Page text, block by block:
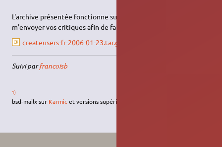
L'archive présentée fonctionne sur ma configuration. Merci de
m'envoyer vos critiques afin de faire évoluer ce script.
createusers-fr-2006-01-23.tar.gz
Suivi parfrancoisb
1)
bsd-mailx sur Karmic et versions supérieures d'Ubuntu